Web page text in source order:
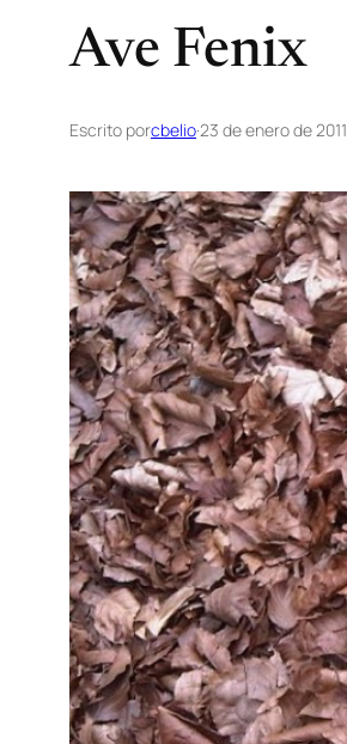
Ave Fenix
Escrito porcbelio·23 de enero de 2011